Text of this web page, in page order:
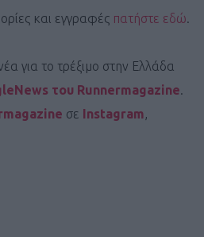
και εγγραφές πατήστε εδώ.
για το τρέξιμο στην Ελλάδα
του Runnermagazine.
σε Instagram,